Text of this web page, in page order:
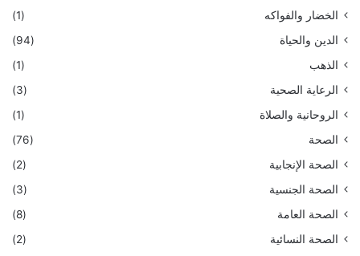
الخضار والفواكه
(1)
الدين والحياة
(94)
الذهب
(1)
الرعاية الصحية
(3)
الروحانية والصلاة
(1)
الصحة
(76)
الصحة الإنجابية
(2)
الصحة الجنسية
(3)
الصحة العامة
(8)
الصحة النسائية
(2)